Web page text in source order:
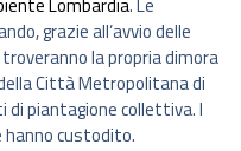
Lombardia. Le
grazie all’avvio delle
la propria dimora
Città Metropolitana di
di piantagione collettiva. I
custodito.